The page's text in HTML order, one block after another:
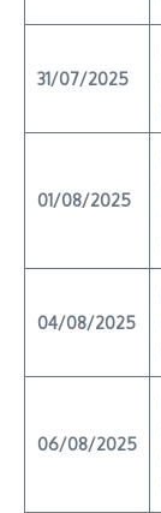
31/07/2025
01/08/2025
04/08/2025
06/08/2025